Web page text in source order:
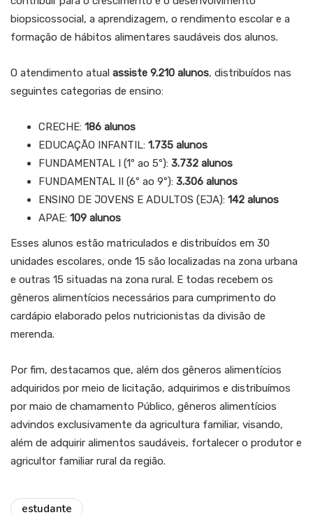
biopsicossocial, a aprendizagem, o rendimento escolar e a
formação de hábitos alimentares saudáveis dos alunos.
O atendimento atual assiste 9.210 alunos, distribuídos nas
seguintes categorias de ensino:
CRECHE: 186 alunos
EDUCAÇÃO INFANTIL: 1.735 alunos
FUNDAMENTAL I (1º ao 5º): 3.732 alunos
FUNDAMENTAL II (6º ao 9º): 3.306 alunos
ENSINO DE JOVENS E ADULTOS (EJA): 142 alunos
APAE: 109 alunos
Esses alunos estão matriculados e distribuídos em 30
unidades escolares, onde 15 são localizadas na zona urbana
e outras 15 situadas na zona rural. E todas recebem os
gêneros alimentícios necessários para cumprimento do
cardápio elaborado pelos nutricionistas da divisão de
merenda.
Por fim, destacamos que, além dos gêneros alimentícios
adquiridos por meio de licitação, adquirimos e distribuímos
por maio de chamamento Público, gêneros alimentícios
advindos exclusivamente da agricultura familiar, visando,
além de adquirir alimentos saudáveis, fortalecer o produtor e
agricultor familiar rural da região.
estudante